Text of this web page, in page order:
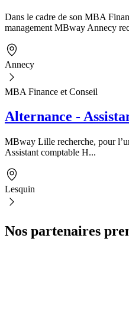
Dans le cadre de son MBA
management MBway Annecy
Annecy
MBA Finance et Conseil
Alternance -
MBway Lille recherche, pour
Assistant comptable H...
Lesquin
Nos partenaires